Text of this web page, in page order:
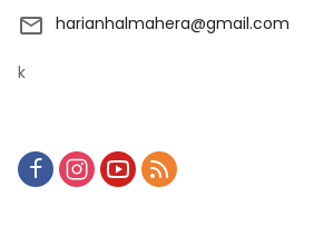
harianhalmahera@gmail.com
k